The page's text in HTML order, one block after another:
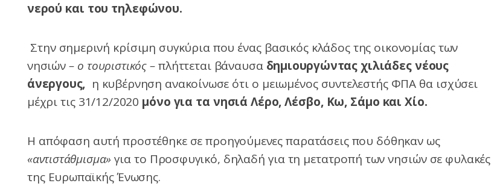
νερού και του τηλεφώνου.
Στην σημερινή κρίσιμη συγκύρια που ένας βασικός κλάδος της οικονομίας των
νησιών– ο τουριστικός –πλήττεται βάναυσα δημιουργώντας χιλιάδες νέους
άνεργους, η κυβέρνηση ανακοίνωσε ότι ο μειωμένος συντελεστής ΦΠΑ θα ισχύσει
μέχρι τις 31/12/2020 μόνο για τα νησιά Λέρο, Λέσβο, Κω, Σάμο και Χίο.
Η απόφαση αυτή προστέθηκε σε προηγούμενες παρατάσεις που δόθηκαν ως
«αντιστάθμισμα» για το Προσφυγικό, δηλαδή για τη μετατροπή των νησιών σε φυλακές
της Ευρωπαϊκής Ένωσης.